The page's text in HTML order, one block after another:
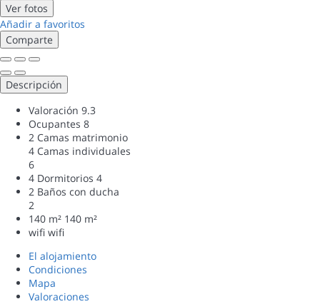
Ver fotos
Añadir a favoritos
Comparte
Descripción
Valoración 9.3
Ocupantes 8
2 Camas matrimonio
4 Camas individuales
6
4 Dormitorios 4
2 Baños con ducha
2
140 m² 140 m²
wifi wifi
El alojamiento
Condiciones
Mapa
Valoraciones